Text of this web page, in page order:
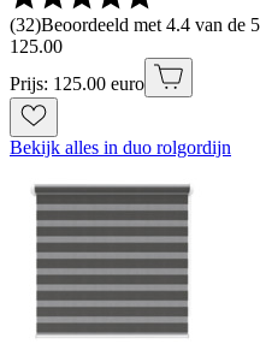
(32)Beoordeeld met 4.4 van de
125.00
Prijs: 125.00 euro
Bekijk alles in duo rolgordijn